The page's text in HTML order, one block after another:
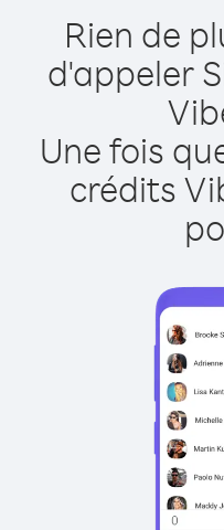
Rien de
d'appeler
Une fois
crédits